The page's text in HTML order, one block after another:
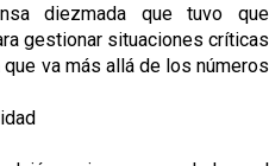
diezmada que tuvo que
gestionar situaciones críticas
va más allá de los números